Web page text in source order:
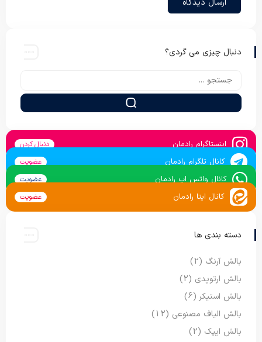
دنبال چیزی می گردی؟
اینستاگرام رادمان دنبال کردن
کانال تلگرام رادمان عضویت
کانال واتس اپ رادمان عضویت
کانال ایتا رادمان عضویت
دسته بندی ها
بالش آرنگ (2)
بالش ارتوپدی (2)
بالش استیکر (6)
بالش الیاف مصنوعی (12)
بالش ایپک (2)